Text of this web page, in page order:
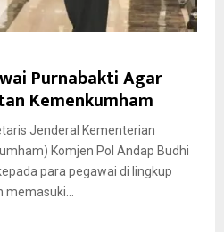
Purnabakti Agar
Kemenkumham
Jenderal Kementerian
Komjen Pol Andap Budhi
para pegawai di lingkup